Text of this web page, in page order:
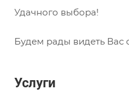
Удачного выбора!
Будем рады видеть Вас
Услуги